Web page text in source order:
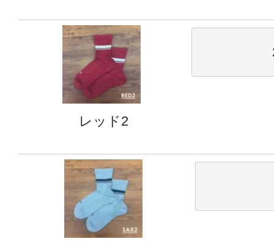
レッド2